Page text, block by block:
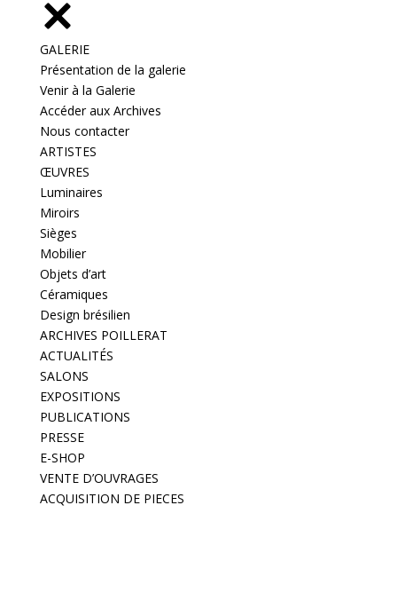
GALERIE
Présentation de la galerie
Venir à la Galerie
Accéder aux Archives
Nous contacter
ARTISTES
ŒUVRES
Luminaires
Miroirs
Sièges
Mobilier
Objets d’art
Céramiques
Design brésilien
ARCHIVES POILLERAT
ACTUALITÉS
SALONS
EXPOSITIONS
PUBLICATIONS
PRESSE
E-SHOP
VENTE D’OUVRAGES
ACQUISITION DE PIECES